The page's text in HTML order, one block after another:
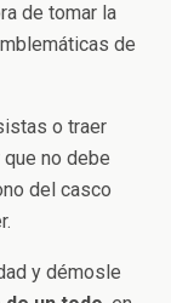
de tomar la
de
o traer
no debe
del casco
y démosle